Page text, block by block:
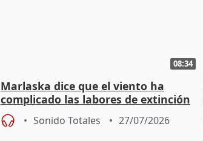
08:34
Marlaska dice que el viento ha
complicado las labores de extinción
durante la madrugada
Sonido Totales 27/07/2026